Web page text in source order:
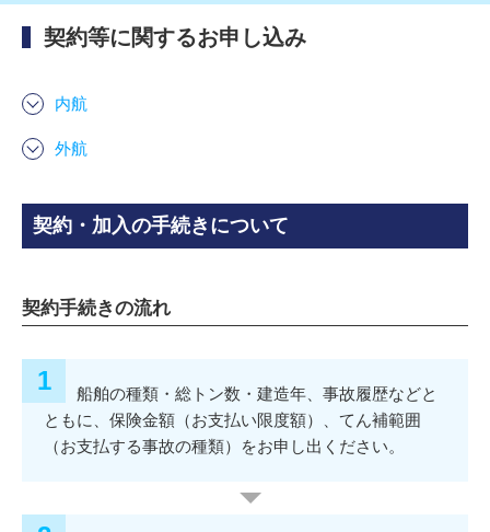
契約等に関するお申し込み
内航
外航
契約・加入の手続きについて
契約手続きの流れ
船舶の種類・総トン数・建造年、事故履歴などと
ともに、保険金額（お支払い限度額）、てん補範囲
（お支払する事故の種類）をお申し出ください。